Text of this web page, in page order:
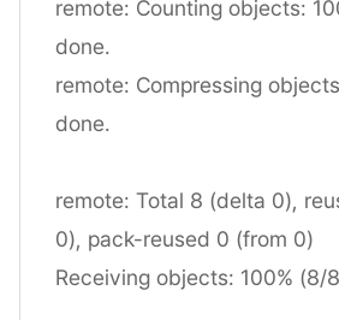
remote: Counting objects:
done.
remote: Compressing
done.
remote: Total 8 (delta 0),
0), pack-reused 0 (from 0)
Receiving objects: 100% (8/